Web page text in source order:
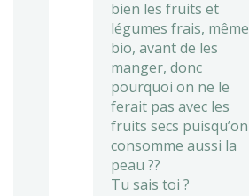
bien les fruits et
légumes frais, même
bio, avant de les
manger, donc
pourquoi on ne le
ferait pas avec les
fruits secs puisqu’on
consomme aussi la
peau ??
Tu sais toi ?